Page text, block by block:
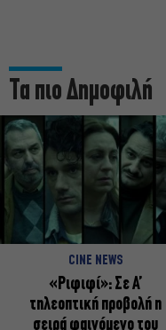
Τα πιο Δημοφιλή
CINE NEWS
«Ριφιφί»: Σε Α’
τηλεοπτική προβολή η
σειρά φαινόμενο του